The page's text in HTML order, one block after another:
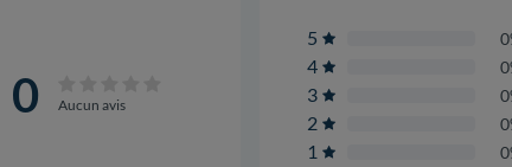
0 Aucun avis
5
4
3
2
1